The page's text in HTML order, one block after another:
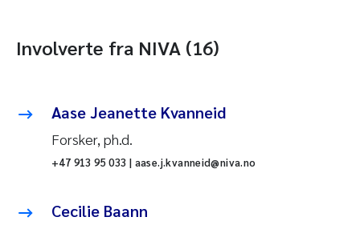
Involverte fra NIVA (16)
Aase Jeanette Kvanneid
Forsker, ph.d.
+47 913 95 033 | aase.j.kvanneid@niva.no
Cecilie Baann